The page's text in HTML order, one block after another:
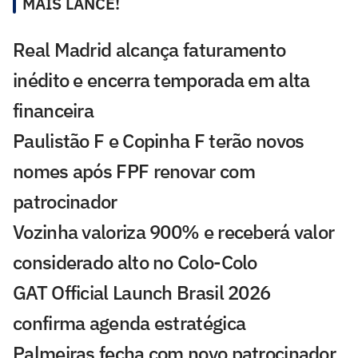
Real Madrid alcança faturamento
inédito e encerra temporada em alta
financeira
Paulistão F e Copinha F terão novos
nomes após FPF renovar com
patrocinador
Vozinha valoriza 900% e receberá valor
considerado alto no Colo-Colo
GAT Official Launch Brasil 2026
confirma agenda estratégica